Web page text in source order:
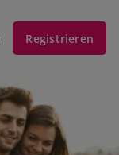
Registrieren